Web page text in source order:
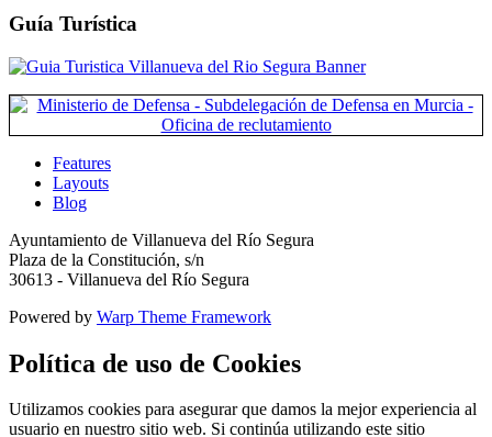
Guía Turística
Features
Layouts
Blog
Ayuntamiento de Villanueva del Río Segura
Plaza de la Constitución, s/n
30613 - Villanueva del Río Segura
Powered by Warp Theme Framework
Política de uso de Cookies
Utilizamos cookies para asegurar que damos la mejor experiencia al
usuario en nuestro sitio web. Si continúa utilizando este sitio